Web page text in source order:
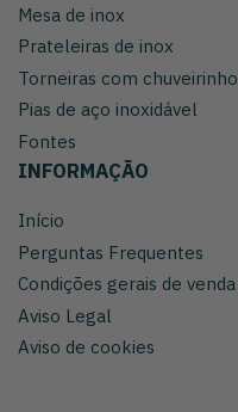
Mesa de inox
Prateleiras de inox
Torneiras com chuveirinho
Pias de aço inoxidável
Fontes
INFORMAÇÃO
Início
Perguntas Frequentes
Condições gerais de venda
Aviso Legal
Aviso de cookies